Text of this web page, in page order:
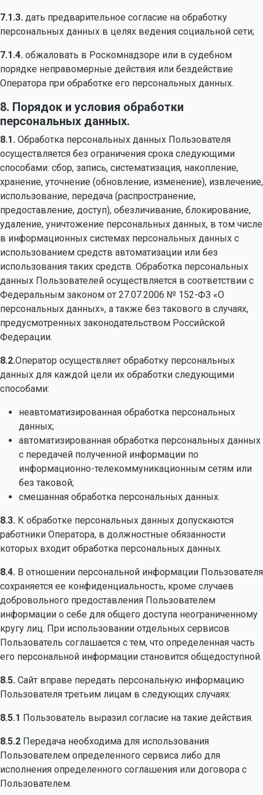
7.1.3. дать предварительное согласие на обработку
персональных данных в целях ведения социальной сети;
7.1.4. обжаловать в Роскомнадзоре или в судебном
порядке неправомерные действия или бездействие
Оператора при обработке его персональных данных.
8. Порядок и условия обработки
персональных данных.
8.1. Обработка персональных данных Пользователя
осуществляется без ограничения срока следующими
способами: сбор, запись, систематизация, накопление,
хранение, уточнение (обновление, изменение), извлечение,
использование, передача (распространение,
предоставление, доступ), обезличивание, блокирование,
удаление, уничтожение персональных данных, в том числе
в информационных системах персональных данных с
использованием средств автоматизации или без
использования таких средств. Обработка персональных
данных Пользователей осуществляется в соответствии с
Федеральным законом от 27.07.2006 № 152-ФЗ «О
персональных данных», а также без такового в случаях,
предусмотренных законодательством Российской
Федерации.
8.2.Оператор осуществляет обработку персональных
данных для каждой цели их обработки следующими
способами:
неавтоматизированная обработка персональных
данных;
автоматизированная обработка персональных данных
с передачей полученной информации по
информационно-телекоммуникационным сетям или
без таковой;
смешанная обработка персональных данных.
8.3. К обработке персональных данных допускаются
работники Оператора, в должностные обязанности
которых входит обработка персональных данных.
8.4. В отношении персональной информации Пользователя
сохраняется ее конфиденциальность, кроме случаев
добровольного предоставления Пользователем
информации о себе для общего доступа неограниченному
кругу лиц. При использовании отдельных сервисов
Пользователь соглашается с тем, что определенная часть
его персональной информации становится общедоступной.
8.5. Сайт вправе передать персональную информацию
Пользователя третьим лицам в следующих случаях:
8.5.1 Пользователь выразил согласие на такие действия.
8.5.2 Передача необходима для использования
Пользователем определенного сервиса либо для
исполнения определенного соглашения или договора с
Пользователем.